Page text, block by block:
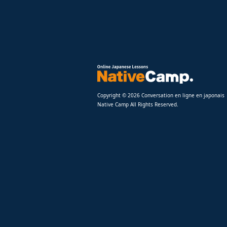
Copyright © 2026 Conversation en ligne en japonais
Native Camp All Rights Reserved.